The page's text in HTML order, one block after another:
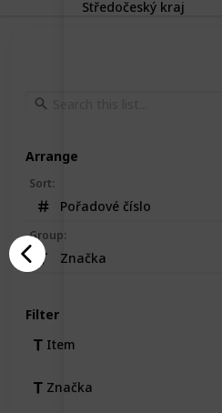
Středočeský kraj
Arrange
Sort:
Pořadové číslo
Group:
Značka
Filter
Item
Značka